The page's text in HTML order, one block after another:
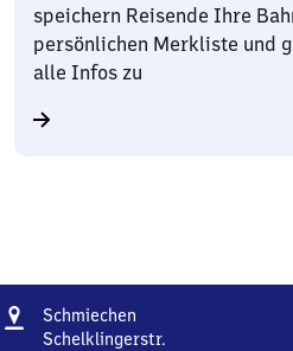
speichern Reisende Ihre
persönlichen Merkliste und
alle Infos zu
Adresse
Schmiechen
Schelklingerstr.